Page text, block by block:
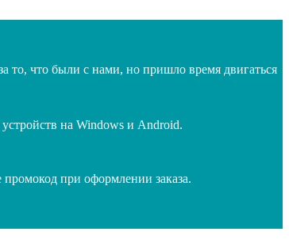
то, что были с нами, но пришло время двигаться
на Windows и Android.
при оформлении заказа.